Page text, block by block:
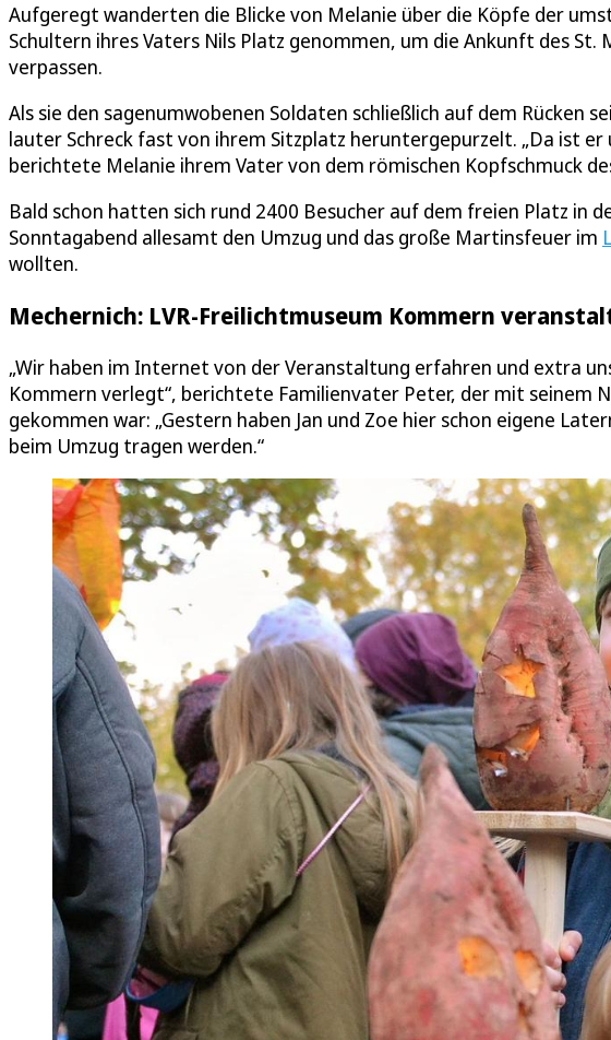
Aufgeregt wanderten die Blicke von Melanie über die Köpfe der
Schultern ihres Vaters Nils Platz genommen, um die Ankunft des St.
verpassen.
Als sie den sagenumwobenen Soldaten schließlich auf dem Rücken
lauter Schreck fast von ihrem Sitzplatz heruntergepurzelt. „Da ist
berichtete Melanie ihrem Vater von dem römischen Kopfschmuck
Bald schon hatten sich rund 2400 Besucher auf dem freien Platz in
Sonntagabend allesamt den Umzug und das große Martinsfeuer im
wollten.
Mechernich: LVR-Freilichtmuseum Kommern
„Wir haben im Internet von der Veranstaltung erfahren und extra
Kommern verlegt“, berichtete Familienvater Peter, der mit seinem
gekommen war: „Gestern haben Jan und Zoe hier schon eigene
beim Umzug tragen werden.“